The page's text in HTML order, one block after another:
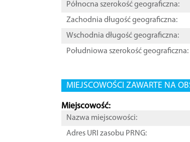
Północna szerokość geograficzna:
Zachodnia długość geograficzna:
Wschodnia długość geograficzna:
Południowa szerokość geograficzna:
MIEJSCOWOŚCI ZAWARTE NA
Miejscowość:
Nazwa miejscowości:
Adres URI zasobu PRNG: